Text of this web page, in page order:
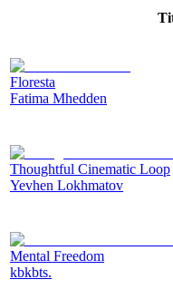
Floresta
Fatima Mhedden
Thoughtful Cinematic Loop
Yevhen Lokhmatov
Mental Freedom
kbkbts.